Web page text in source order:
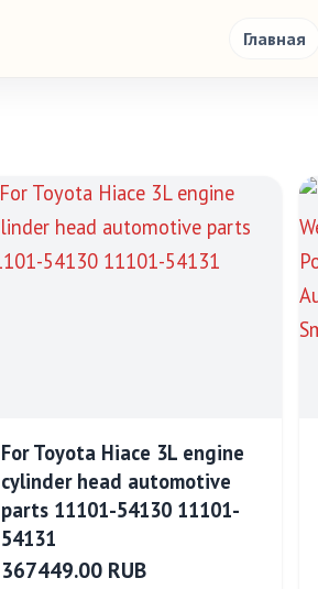
Главная
For Toyota Hiace 3L engine
cylinder head automotive
parts 11101-54130 11101-
54131
367449.00 RUB